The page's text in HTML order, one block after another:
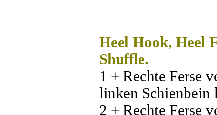
Heel Hook, Heel
Shuffle.
1 + Rechte Ferse
linken Schienbein
2 + Rechte Ferse